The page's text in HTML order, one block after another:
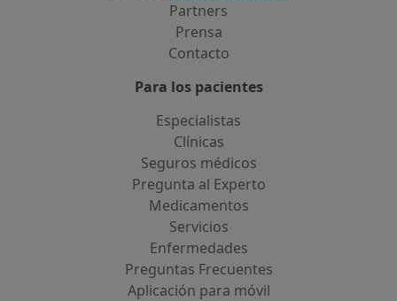
Partners
Prensa
Contacto
Para los pacientes
Especialistas
Clínicas
Seguros médicos
Pregunta al Experto
Medicamentos
Servicios
Enfermedades
Preguntas Frecuentes
Aplicación para móvil